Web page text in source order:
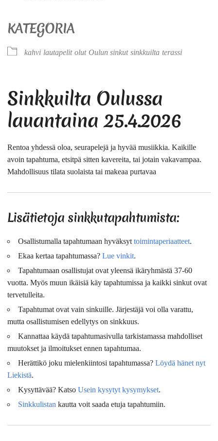
KATEGORIA
kahvi lautapelit olut Oulun sinkut sinkkuilta terassi
Sinkkuilta Oulussa
lauantaina 25.4.2026
Rentoa yhdessä oloa, seurapelejä ja hyvää musiikkia. Kaikille
avoin tapahtuma, etsitpä sitten kavereita, tai jotain vakavampaa.
Mahdollisuus tilata suolaista tai makeaa purtavaa
Lisätietoja sinkkutapahtumista:
Osallistumalla tapahtumaan hyväksyt toimintaperiaatteet.
Ekaa kertaa tapahtumassa? Lue vinkit.
Tapahtumaan osallistujat ovat yleensä ikäryhmästä 37-60
vuotta. Myös muun ikäisiä käy tapahtumissa ja kaikki sinkut ovat
tervetulleita.
Tapahtumat ovat vain sinkuille. Järjestäjä voi olla varattu,
mutta osallistumisen edellytys on sinkkuus.
Kannattaa käydä tapahtumasivulla tarkistamassa mahdolliset
muutokset ja ilmoitukset ennen tapahtumaa.
Herättikö joku mielenkiintosi tapahtumassa? Löydä hänet nyt
Liekistä.
Kysyttävää? Katso Usein kysytyt kysymykset.
Sinkkulistan kautta voit saada etuja tapahtumiin.